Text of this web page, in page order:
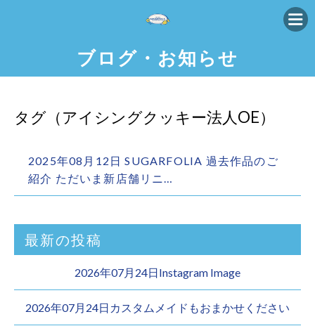
ブログ・お知らせ
タグ（アイシングクッキー法人OE）
2025年08月12日 SUGARFOLIA 過去作品のご
紹介 ただいま新店舗リニ…
最新の投稿
2026年07月24日Instagram Image
2026年07月24日カスタムメイドもおまかせください︎